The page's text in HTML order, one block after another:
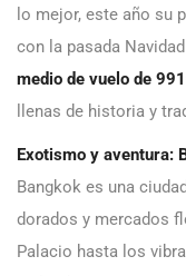
lo mejor, este año su
con la pasada
medio de vuelo de
llenas de historia y
Exotismo y aventura:
Bangkok es una
dorados y mercados
Palacio hasta los